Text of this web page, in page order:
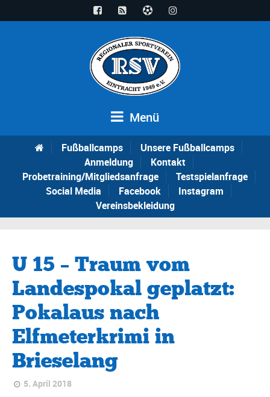
Menü
Fußballcamps
Unsere Fußballcamps
Anmeldung
Kontakt
Probetraining/Mitgliedsanfrage
Testspielanfrage
Social Media
Facebook
Instagram
Vereinsbekleidung
U 15 – Traum vom
Landespokal geplatzt:
Pokalaus nach
Elfmeterkrimi in
Brieselang
5. April 2018